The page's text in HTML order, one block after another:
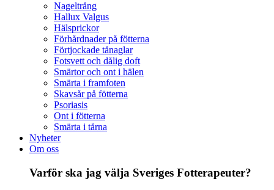
Nageltrång
Hallux Valgus
Hälsprickor
Förhårdnader på fötterna
Förtjockade tånaglar
Fotsvett och dålig doft
Smärtor och ont i hälen
Smärta i framfoten
Skavsår på fötterna
Psoriasis
Ont i fötterna
Smärta i tårna
Nyheter
Om oss
Varför ska jag välja Sveriges Fotterapeuter?